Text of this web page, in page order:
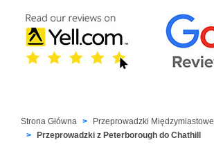
Strona Główna
Przeprowadzki Międzymiastowe
Przeprowadzki z Peterborough do Chathill